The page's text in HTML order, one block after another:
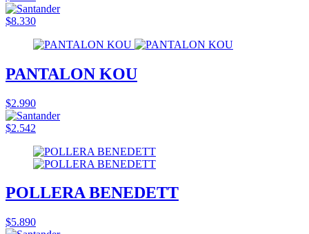
$8.330
PANTALON KOU
$2.990
$2.542
POLLERA BENEDETT
$5.890